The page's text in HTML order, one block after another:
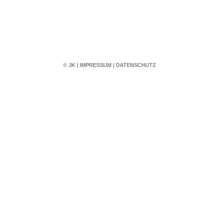
© JK | IMPRESSUM| DATENSCHUTZ